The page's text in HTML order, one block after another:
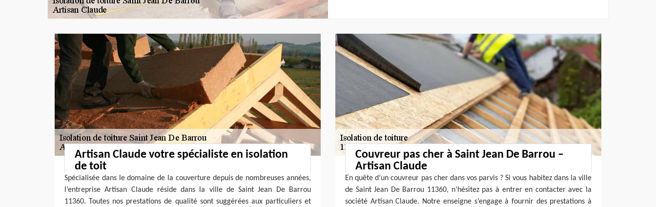
Artisan Claude votre spécialiste en isolation
de toit
Spécialisée dans le domaine de la couverture depuis de nombreuses années,
l’entreprise Artisan Claude réside dans la ville de Saint Jean De Barrou
11360. Toutes nos prestations de qualité sont suggérées aux particuliers et
Couvreur pas cher à Saint Jean De Barrou –
Artisan Claude
En quête d’un couvreur pas cher dans vos parvis ? Si vous habitez dans la ville
de Saint Jean De Barrou 11360, n’hésitez pas à entrer en contacter avec la
société Artisan Claude. Notre enseigne s’engage à fournir des prestations à